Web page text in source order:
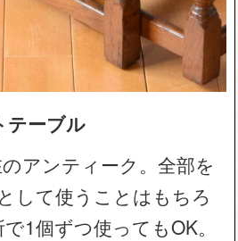
テーブル
アンティーク。全部を
して使うことはもちろ
1個ずつ使ってもOK。